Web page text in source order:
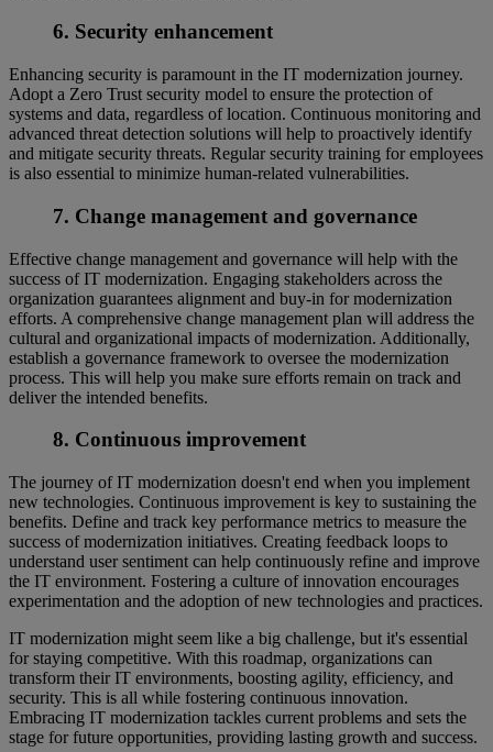
6. Security enhancement
Enhancing security is paramount in the IT modernization journey.
Adopt a Zero Trust security model to ensure the protection of
systems and data, regardless of location. Continuous monitoring and
advanced threat detection solutions will help to proactively identify
and mitigate security threats. Regular security training for employees
is also essential to minimize human-related vulnerabilities.
7. Change management and governance
Effective change management and governance will help with the
success of IT modernization. Engaging stakeholders across the
organization guarantees alignment and buy-in for modernization
efforts. A comprehensive change management plan will address the
cultural and organizational impacts of modernization. Additionally,
establish a governance framework to oversee the modernization
process. This will help you make sure efforts remain on track and
deliver the intended benefits.
8. Continuous improvement
The journey of IT modernization doesn't end when you implement
new technologies. Continuous improvement is key to sustaining the
benefits. Define and track key performance metrics to measure the
success of modernization initiatives. Creating feedback loops to
understand user sentiment can help continuously refine and improve
the IT environment. Fostering a culture of innovation encourages
experimentation and the adoption of new technologies and practices.
IT modernization might seem like a big challenge, but it's essential
for staying competitive. With this roadmap, organizations can
transform their IT environments, boosting agility, efficiency, and
security. This is all while fostering continuous innovation.
Embracing IT modernization tackles current problems and sets the
stage for future opportunities, providing lasting growth and success.